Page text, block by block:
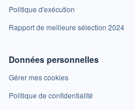
Politique d'exécution
Rapport de meilleure sélection 2024
Données personnelles
Gérer mes cookies
Politique de confidentialité